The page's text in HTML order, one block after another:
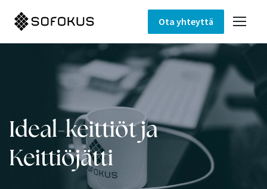
Ota yhteyttä
Ideal-keittiöt ja
Keittiöjätti